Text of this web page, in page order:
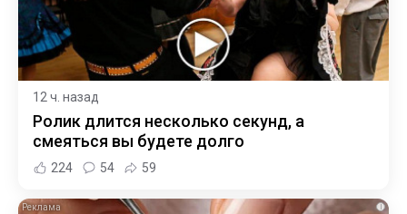
12 ч. назад
Ролик длится несколько секунд, а
смеяться вы будете долго
224 54 59
i